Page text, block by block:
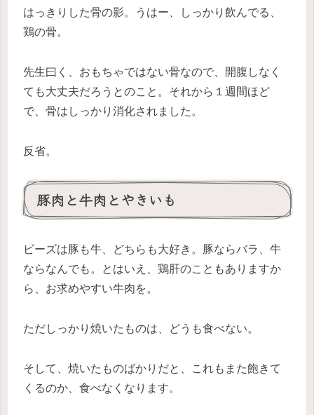
はっきりした骨の影。うはー、しっかり飲んでる、
鶏の骨。
先生曰く、おもちゃではない骨なので、開腹しなく
ても大丈夫だろうとのこと。それから１週間ほど
で、骨はしっかり消化されました。
反省。
豚肉と牛肉とやきいも
ビーズは豚も牛、どちらも大好き。豚ならバラ、牛
ならなんでも。とはいえ、鶏肝のこともありますか
ら、お求めやすい牛肉を。
ただしっかり焼いたものは、どうも食べない。
そして、焼いたものばかりだと、これもまた飽きて
くるのか、食べなくなります。